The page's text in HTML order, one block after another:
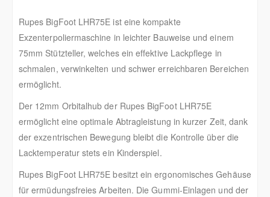
Rupes BigFoot LHR75E ist eine kompakte
Exzenterpoliermaschine in leichter Bauweise und einem
75mm Stützteller, welches ein effektive Lackpflege in
schmalen, verwinkelten und schwer erreichbaren Bereichen
ermöglicht.
Der 12mm Orbitalhub der Rupes BigFoot LHR75E
ermöglicht eine optimale Abtragleistung in kurzer Zeit, dank
der exzentrischen Bewegung bleibt die Kontrolle über die
Lacktemperatur stets ein Kinderspiel.
Rupes BigFoot LHR75E besitzt ein ergonomisches Gehäuse
für ermüdungsfreies Arbeiten. Die Gummi-Einlagen und der